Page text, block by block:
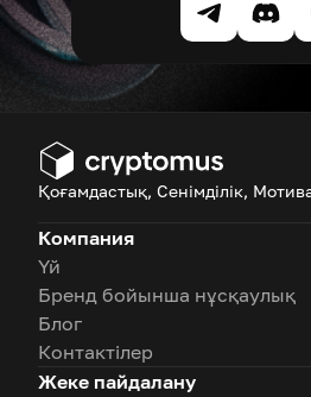
Қоғамдастық, Сенімділік,
Компания
Үй
Бренд бойынша нұсқаулық
Блог
Контактілер
Жеке пайдалану